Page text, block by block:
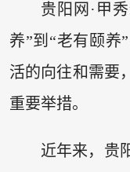
贵阳网·甲
养”到“老有颐养
活的向往和需要
重要举措。
近年来，贵